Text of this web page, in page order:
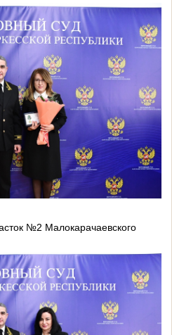
№2 Малокарачаевского